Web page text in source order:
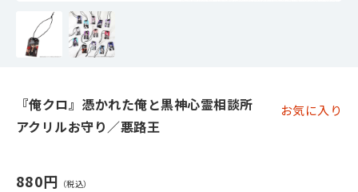
『俺クロ』憑かれた俺と黒神心霊相談所
アクリルお守り／悪路王
お気に入り
880円